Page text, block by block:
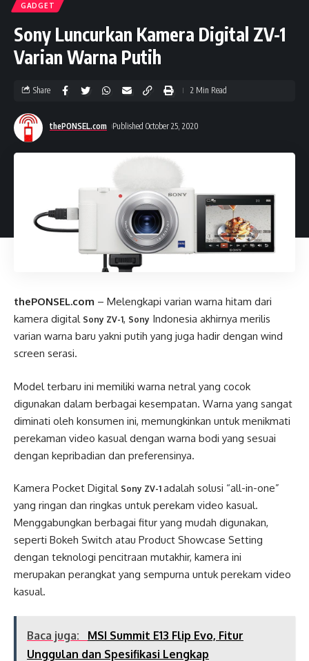
GADGET
Sony Luncurkan Kamera Digital ZV-1
Varian Warna Putih
thePONSEL.com Published October 25, 2020
Share 2 Min Read
thePONSEL.com – Melengkapi varian warna hitam dari
kamera digital Sony ZV-1, Sony Indonesia akhirnya merilis
varian warna baru yakni putih yang juga hadir dengan wind
screen serasi.
Model terbaru ini memiliki warna netral yang cocok
digunakan dalam berbagai kesempatan. Warna yang sangat
diminati oleh konsumen ini, memungkinkan untuk menikmati
perekaman video kasual dengan warna bodi yang sesuai
dengan kepribadian dan preferensinya.
Kamera Pocket Digital Sony ZV-1 adalah solusi “all-in-one”
yang ringan dan ringkas untuk perekam video kasual.
Menggabungkan berbagai fitur yang mudah digunakan,
seperti Bokeh Switch atau Product Showcase Setting
dengan teknologi pencitraan mutakhir, kamera ini
merupakan perangkat yang sempurna untuk perekam video
kasual.
Baca juga:
MSI Summit E13 Flip Evo, Fitur
Unggulan dan Spesifikasi Lengkap